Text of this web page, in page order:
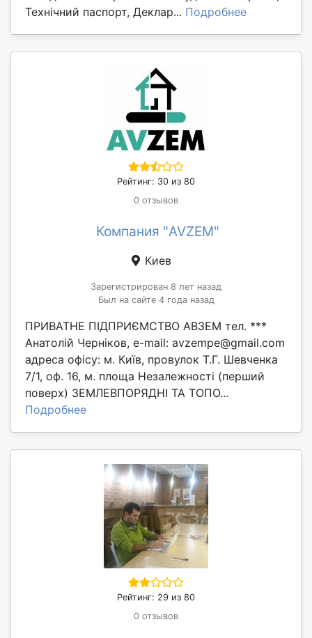
Технічний паспорт, Деклар... Подробнее
Рейтинг: 30 из 80
0 отзывов
Компания "AVZEM"
Киев
Зарегистрирован 8 лет назад
Был на сайте 4 года назад
ПРИВАТНЕ ПІДПРИЄМСТВО АВЗЕМ тел. ***
Анатолій Черніков, e-mail: avzempe@gmail.com
адреса офісу: м. Київ, провулок Т.Г. Шевченка
7/1, оф. 16, м. площа Незалежності (перший
поверх) ЗЕМЛЕВПОРЯДНІ ТА ТОПО...
Подробнее
Рейтинг: 29 из 80
0 отзывов